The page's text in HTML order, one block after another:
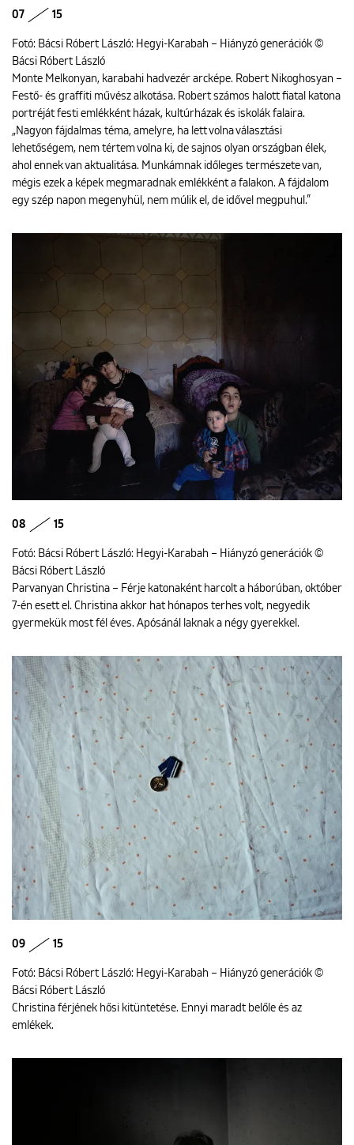
07 15
Fotó: Bácsi Róbert László: Hegyi-Karabah – Hiányzó generációk ©
Bácsi Róbert László
Monte Melkonyan, karabahi hadvezér arcképe. Robert Nikoghosyan –
Festő- és graffiti művész alkotása. Robert számos halott fiatal katona
portréját festi emlékként házak, kultúrházak és iskolák falaira.
„Nagyon fájdalmas téma, amelyre, ha lett volna választási
lehetőségem, nem tértem volna ki, de sajnos olyan országban élek,
ahol ennek van aktualitása. Munkámnak időleges természete van,
mégis ezek a képek megmaradnak emlékként a falakon. A fájdalom
egy szép napon megenyhül, nem múlik el, de idővel megpuhul.”
08 15
Fotó: Bácsi Róbert László: Hegyi-Karabah – Hiányzó generációk ©
Bácsi Róbert László
Parvanyan Christina – Férje katonaként harcolt a háborúban, október
7-én esett el. Christina akkor hat hónapos terhes volt, negyedik
gyermekük most fél éves. Apósánál laknak a négy gyerekkel.
09 15
Fotó: Bácsi Róbert László: Hegyi-Karabah – Hiányzó generációk ©
Bácsi Róbert László
Christina férjének hősi kitüntetése. Ennyi maradt belőle és az
emlékek.